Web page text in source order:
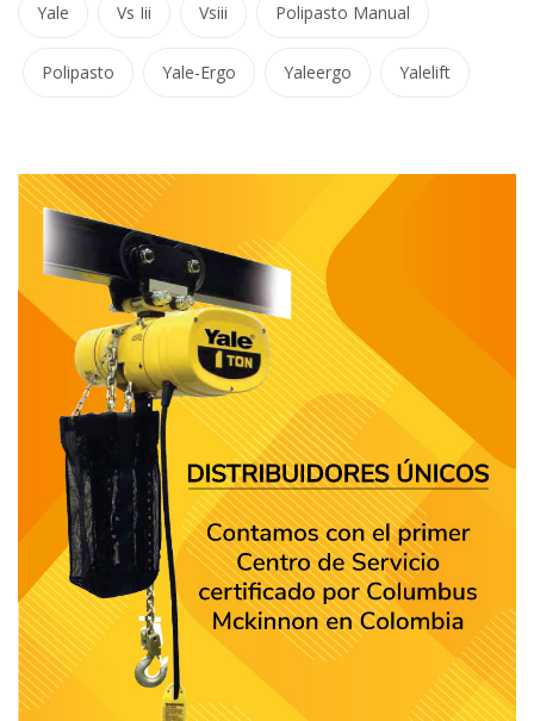
Yale Vs Iii Vsiii Polipasto Manual
Polipasto Yale-Ergo Yaleergo Yalelift